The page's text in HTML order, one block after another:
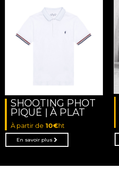
En savoir plus
À partir de 10€ht
SHOOTING PHOT
PIQUÉ | À PLAT